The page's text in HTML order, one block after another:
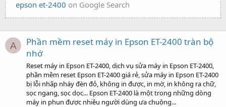
epson et-2400 on Google Search
A
Phần mềm reset máy in Epson ET-2400 tràn bộ
nhớ
Reset máy in Epson ET-2400, dịch vụ sửa máy in Epson ET-2400,
phần mềm reset Epson ET-2400 giá rẻ, sửa máy in Epson ET-2400
bị lỗi nhấp nháy đèn đỏ, không in được, in mờ, in không ra chữ,
sọc ngang, sọc dọc... Epson ET-2400 là một trong những dòng
máy in phun được nhiều người dùng ưa chuộng...